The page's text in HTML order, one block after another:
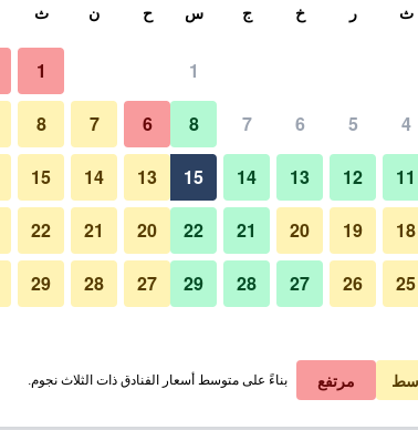
عرض الأسعار
عرض الأسعار
ث ر خ ج س
1
4
5
6
7
8
11
12
13
14
15
18
19
20
21
22
25
26
27
28
29
ح ن ث
1
6
7
8
13
14
15
20
21
22
27
28
29
مرتفع بناءً على متوسط أسعار الفنادق ذات الثلاث نجوم.